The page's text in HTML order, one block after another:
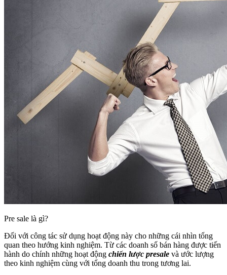
Pre sale là gì?
Đối với công tác sử dụng hoạt động này cho những cái nhìn tổng
quan theo hướng kinh nghiệm. Từ các doanh số bán hàng được tiến
hành do chính những hoạt động chiến lược presale và ước lượng
theo kinh nghiệm cùng với tổng doanh thu trong tương lai.